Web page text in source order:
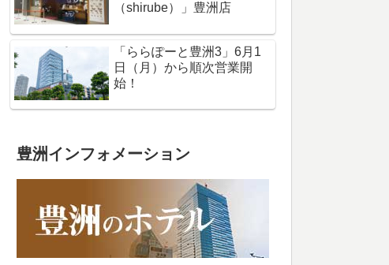
（shirube）」豊洲店
「ららぽーと豊洲3」6月1
日（月）から順次営業開
始！
豊洲インフォメーション